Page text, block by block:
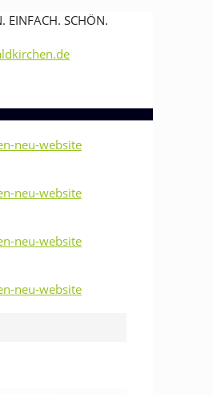
EINFACH. SCHÖN.